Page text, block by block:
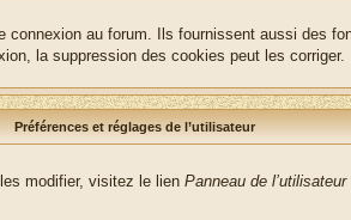
au forum. Ils fournissent aussi des
la suppression des cookies peut les corriger.
Préférences et réglages de l’utilisateur
modifier, visitez le lien Panneau de l’utilisateur